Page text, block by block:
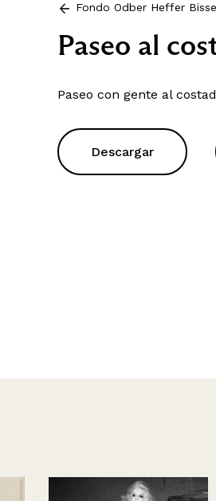
Fondo Odber Heffer
Paseo al
Paseo con gente al
Descargar